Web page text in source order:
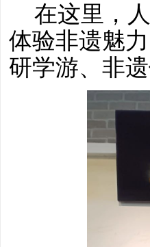
在这里，
体验非遗魅
研学游、非